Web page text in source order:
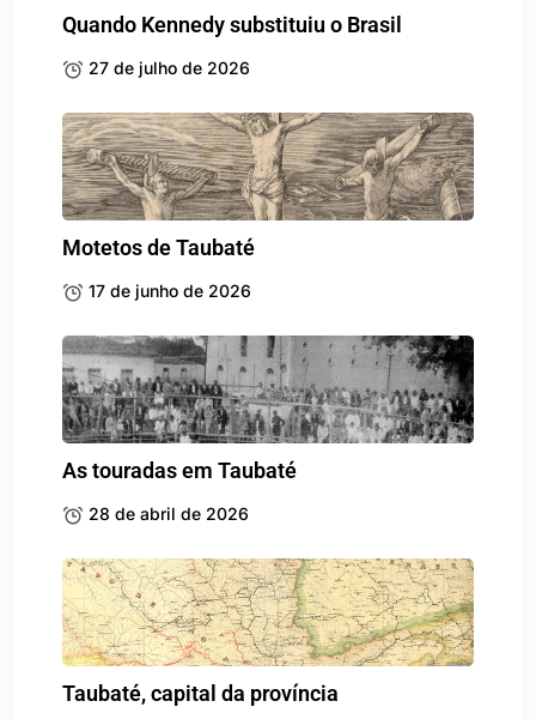
Quando Kennedy substituiu o Brasil
27 de julho de 2026
Motetos de Taubaté
17 de junho de 2026
As touradas em Taubaté
28 de abril de 2026
Taubaté, capital da província